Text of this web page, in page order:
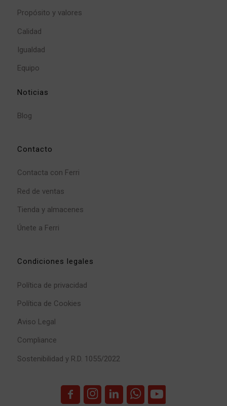
Propósito y valores
Calidad
Igualdad
Equipo
Noticias
Blog
Contacto
Contacta con Ferri
Red de ventas
Tienda y almacenes
Únete a Ferri
Condiciones legales
Política de privacidad
Política de Cookies
Aviso Legal
Compliance
Sostenibilidad y R.D. 1055/2022